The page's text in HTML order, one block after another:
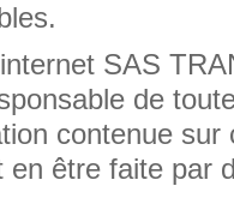
SAS
de
contenue sur
en être faite par